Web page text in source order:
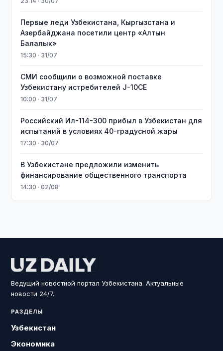
Первые леди Узбекистана, Кыргызстана и
Азербайджана посетили центр «Алтын
Балалык»
15:30 · 31/07
СМИ сообщили о возможной поставке
Узбекистану истребителей J-10CE
10:00 · 31/07
Российский Ил-114-300 прибыл в Узбекистан для
испытаний в условиях 40-градусной жары
17:30 · 30/07
В Узбекистане предложили изменить
финансирование общественного транспорта
14:30 · 02/08
Ведущий новостной портал Узбекистана. Актуальные
новости 24/7.
РАЗДЕЛЫ
Узбекистан
Экономика